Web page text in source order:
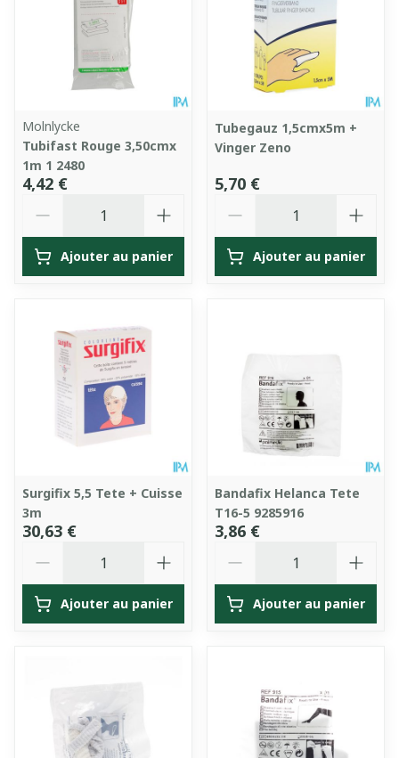
Molnlycke
Tubifast Rouge 3,50cmx
1m 1 2480
4,42 €
Ajouter au panier
Tubegauz 1,5cmx5m +
Vinger Zeno
5,70 €
Ajouter au panier
Surgifix 5,5 Tete + Cuisse
3m
30,63 €
Ajouter au panier
Bandafix Helanca Tete
T16-5 9285916
3,86 €
Ajouter au panier